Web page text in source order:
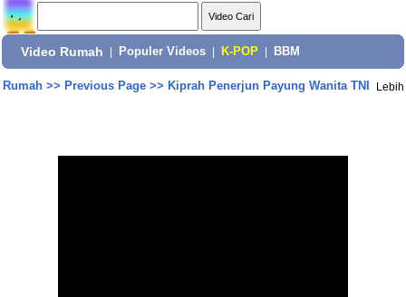
Video Rumah Populer Videos K-POP BBM
Rumah>> Previous Page>> Kiprah Penerjun Payung Wanita TNI Lebih